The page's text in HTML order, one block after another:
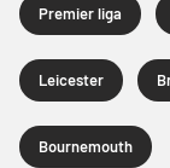
Premier liga
Leicester
Bournemouth